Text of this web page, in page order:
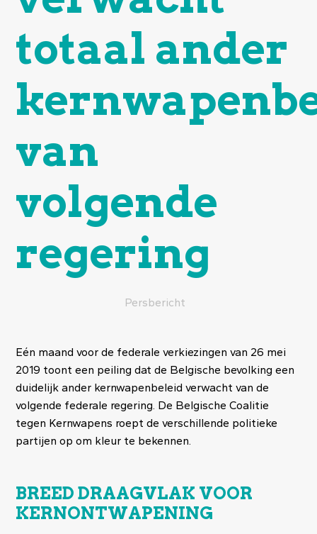
totaal ander
van
volgende
regering
Persbericht
Eén maand voor de federale verkiezingen van 26 mei
2019 toont een peiling dat de Belgische bevolking een
duidelijk ander kernwapenbeleid verwacht van de
volgende federale regering. De Belgische Coalitie
tegen Kernwapens roept de verschillende politieke
partijen op om kleur te bekennen.
BREED DRAAGVLAK VOOR
KERNONTWAPENING